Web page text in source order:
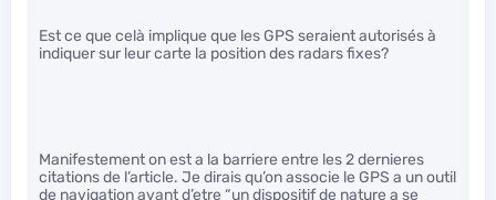
Est ce que celà implique que les GPS seraient autorisés à
indiquer sur leur carte la position des radars fixes?
Manifestement on est a la barriere entre les 2 dernieres
citations de l’article. Je dirais qu’on associe le GPS a un outil
de navigation avant d’etre “un dispositif de nature a se